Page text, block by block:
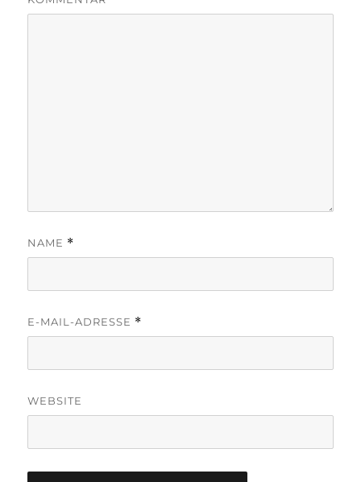
NAME *
E-MAIL-ADRESSE *
WEBSITE